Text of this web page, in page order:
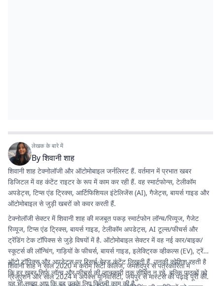
लेखक के बारे में
Byशिवानी शाह
शिवानी शाह टेक्नोलॉजी और ऑटोमोबाइल जर्नलिस्ट हैं. वर्तमान में प्रभात खबर
डिजिटल में वह कंटेंट राइटर के रूप में काम कर रही हैं. वह स्मार्टफोन्स, टेलीकॉम
अपडेट्स, टिप्स एंड ट्रिक्स, आर्टिफिशियल इंटेलिजेंस (AI), गैजेट्स, बायर्स गाइड और
ऑटोमोबाइल से जुड़ी खबरों को कवर करती हैं.
टेक्नोलॉजी सेक्टर में शिवानी शाह की मजबूत पकड़ स्मार्टफोन लॉन्च/रिव्यूज, गैजेट
रिव्यूज, टिप्स एंड ट्रिक्स, बायर्स गाइड, टेलीकॉम अपडेट्स, AI टूल्स/फीचर्स और
ट्रेंडिंग टेक टॉपिक्स से जुड़े विषयों में है. ऑटोमोबाइल सेक्टर में वह नई कार/बाइक/
स्कूटर्स की लॉन्चिंग, गाड़ियों के फीचर्स, बायर्स गाइड, इलेक्ट्रिक व्हीकल्स (EV), ट्रेंडिंग
ऑटो टॉपिक्स और अपडेट्स पर रिसर्च-बेस्ड कंटेंट लिखती हैं. उनकी कोशिश रहती है
कि हर खबर सिर्फ लॉन्च और फीचर्स की जानकारी तक सीमित न रहे, बल्कि पाठकों को
यह भी समझ आए कि वह उनके लिए कितनी काम की है.
शिवानी शाह ने साल 2020 में करीम सिटी कॉलेज, जमशेदपुर से पत्रकारिता में
ग्रेजुएशन और साल 2024 में अपेक्स यूनिवर्सिटी, जयपुर से मास्टर्स की पढ़ाई पूरी की.